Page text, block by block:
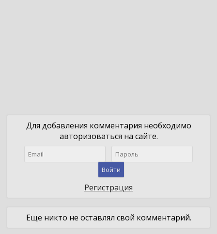
Для добавления комментария необходимо
авторизоваться на сайте.
Войти
Регистрация
Еще никто не оставлял свой комментарий.